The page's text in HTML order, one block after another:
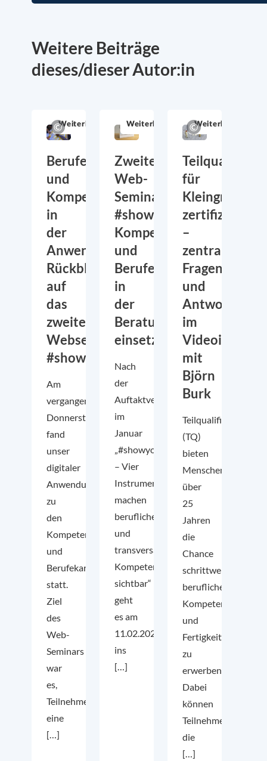
Weitere Beiträge
dieses/dieser Autor:in
Weiterbildung
Berufe-
und
Kompetenzkarten
in
der
Anwendung:
Rückblick
auf
das
zweite
Webseminar
#showyourskills
Am
vergangenen
Donnerstag
fand
unser
digitaler
Anwendungsworkshop
zu
den
Kompetenz-
und
Berufekarten
statt.
Ziel
des
Web-
Seminars
war
es,
Teilnehmenden
eine
[…]
Weiterbildung
Zweites
Web-
Seminar
#showyourskills:
Kompetenz-
und
Berufekarten
in
der
Beratung
einsetzen
Nach
der
Auftaktveranstaltung
im
Januar
„#showyourskills
– Vier
Instrumente
machen
berufliche
und
transversale
Kompetenzen
sichtbar“
geht
es am
11.02.2021
ins
[…]
Weiterbildung
für
Kleingruppen
zertifizieren
–
zentrale
Fragen
und
Antworten
im
mit
Björn
Burk
Teilqualifikationen
(TQ)
bieten
Menschen
über
25
Jahren
die
Chance
schrittweise
berufliche
Kompetenzen
und
Fertigkeiten
zu
erwerben.
Dabei
können
Teilnehmende
die
[…]